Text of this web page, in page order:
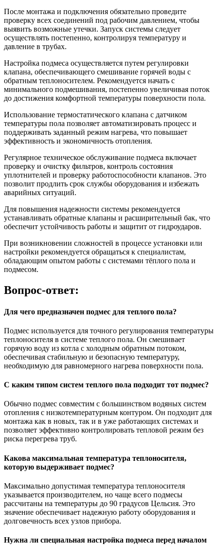
После монтажа и подключения обязательно проведите
проверку всех соединений под рабочим давлением, чтобы
выявить возможные утечки. Запуск системы следует
осуществлять постепенно, контролируя температуру и
давление в трубах.
Настройка подмеса осуществляется путем регулировки
клапана, обеспечивающего смешивание горячей воды с
обратным теплоносителем. Рекомендуется начать с
минимального подмешивания, постепенно увеличивая поток
до достижения комфортной температуры поверхности пола.
Использование термостатического клапана с датчиком
температуры пола позволяет автоматизировать процесс и
поддерживать заданный режим нагрева, что повышает
эффективность и экономичность отопления.
Регулярное техническое обслуживание подмеса включает
проверку и очистку фильтров, контроль состояния
уплотнителей и проверку работоспособности клапанов. Это
позволит продлить срок службы оборудования и избежать
аварийных ситуаций.
Для повышения надежности системы рекомендуется
устанавливать обратные клапаны и расширительный бак, что
обеспечит устойчивость работы и защитит от гидроударов.
При возникновении сложностей в процессе установки или
настройки рекомендуется обращаться к специалистам,
обладающим опытом работы с системами тёплого пола и
подмесом.
Вопрос-ответ:
Для чего предназначен подмес для теплого пола?
Подмес используется для точного регулирования температуры
теплоносителя в системе теплого пола. Он смешивает
горячую воду из котла с холодным обратным потоком,
обеспечивая стабильную и безопасную температуру,
необходимую для равномерного нагрева поверхности пола.
С каким типом систем теплого пола подходит тот подмес?
Обычно подмес совместим с большинством водяных систем
отопления с низкотемпературным контуром. Он подходит для
монтажа как в новых, так и в уже работающих системах и
позволяет эффективно контролировать тепловой режим без
риска перегрева труб.
Какова максимальная температура теплоносителя,
которую выдерживает подмес?
Максимально допустимая температура теплоносителя
указывается производителем, но чаще всего подмесы
рассчитаны на температуры до 90 градусов Цельсия. Это
значение обеспечивает надежную работу оборудования и
долговечность всех узлов прибора.
Нужна ли специальная настройка подмеса перед началом